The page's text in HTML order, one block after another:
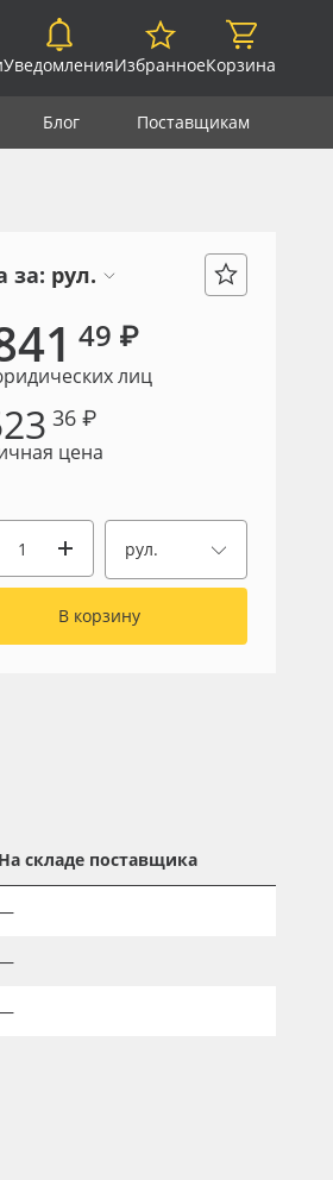
УведомленияИзбранноеКорзина
Блог Поставщикам
за: рул.
49 ₽
лиц
36 ₽
цена
рул.
В корзину
На складе поставщика